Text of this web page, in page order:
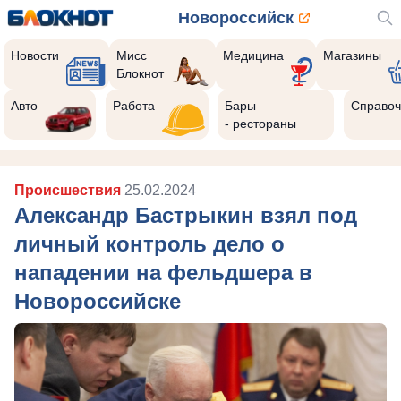
Новороссийск
Новости
Мисс
Блокнот
Медицина Магазины
Авто Работа
Бары
- рестораны
Происшествия 25.02.2024
Александр Бастрыкин взял под
личный контроль дело о
нападении на фельдшера в
Новороссийске